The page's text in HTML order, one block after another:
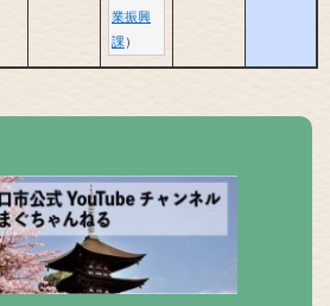
業振興
課